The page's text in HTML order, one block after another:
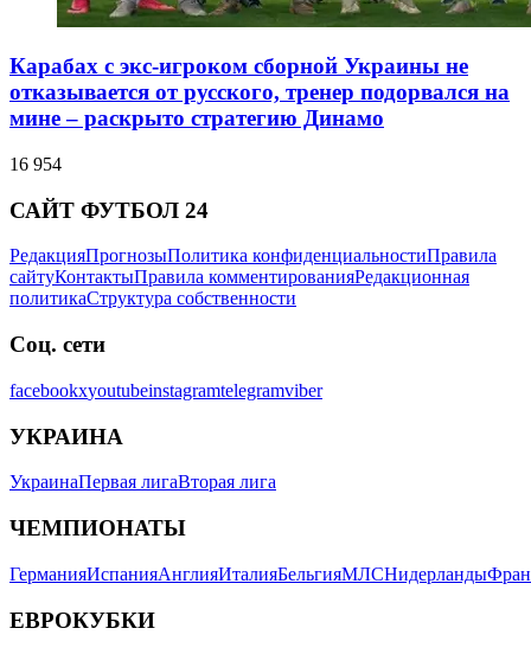
Карабах с экс-игроком сборной Украины не
отказывается от русского, тренер подорвался на
мине – раскрыто стратегию Динамо
16 954
САЙТ ФУТБОЛ 24
РедакцияПрогнозыПолитика конфиденциальностиПравила
сайтуКонтактыПравила комментированияРедакционная
политикаСтруктура собственности
Соц. сети
facebookxyoutubeinstagramtelegramviber
УКРАИНА
УкраинаПервая лигаВторая лига
ЧЕМПИОНАТЫ
ГерманияИспанияАнглияИталияБельгияМЛСНидерланды
ЕВРОКУБКИ